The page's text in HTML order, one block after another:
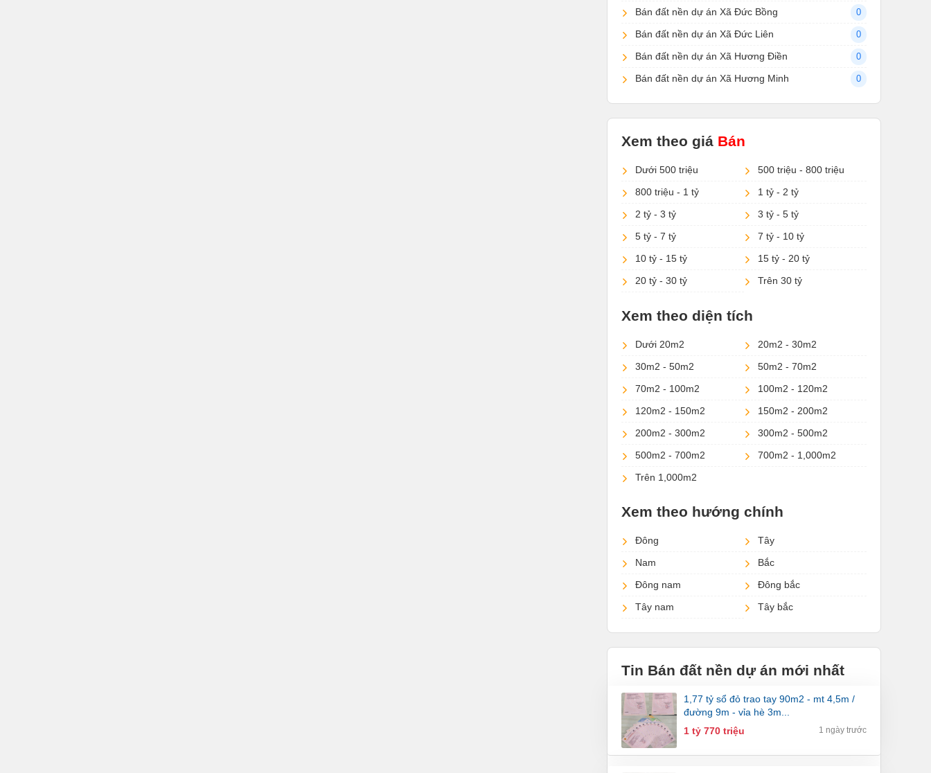
Bán đất nền dự án Xã Đức Bồng 0
Bán đất nền dự án Xã Đức Liên 0
Bán đất nền dự án Xã Hương Điền 0
Bán đất nền dự án Xã Hương Minh 0
Xem theo giá Bán
Dưới 500 triệu
500 triệu - 800 triệu
800 triệu - 1 tỷ
1 tỷ - 2 tỷ
2 tỷ - 3 tỷ
3 tỷ - 5 tỷ
5 tỷ - 7 tỷ
7 tỷ - 10 tỷ
10 tỷ - 15 tỷ
15 tỷ - 20 tỷ
20 tỷ - 30 tỷ
Trên 30 tỷ
Xem theo diện tích
Dưới 20m2
20m2 - 30m2
30m2 - 50m2
50m2 - 70m2
70m2 - 100m2
100m2 - 120m2
120m2 - 150m2
150m2 - 200m2
200m2 - 300m2
300m2 - 500m2
500m2 - 700m2
700m2 - 1,000m2
Trên 1,000m2
Xem theo hướng chính
Đông
Tây
Nam
Bắc
Đông nam
Đông bắc
Tây nam
Tây bắc
Tin Bán đất nền dự án mới nhất
1,77 tỷ sổ đỏ trao tay 90m2 - mt 4,5m /
đường 9m - vỉa hè 3m...
1 tỷ 770 triệu
1 ngày trước